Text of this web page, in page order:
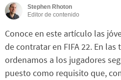
Stephen Rhoton
Editor de contenido
Conoce en este artículo las
de contratar en FIFA 22. En
ordenamos a los jugadores
puesto como requisito que,